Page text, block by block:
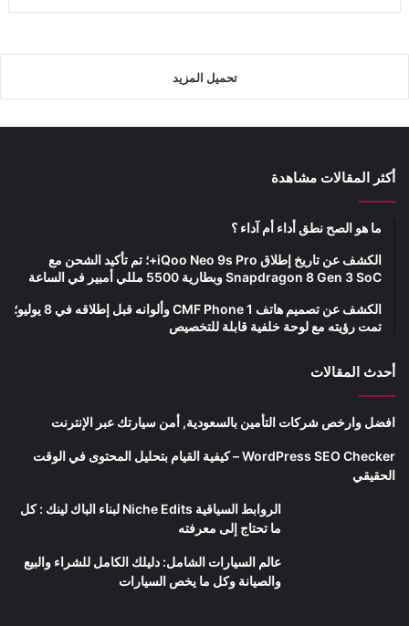
تحميل المزيد
أكثر المقالات مشاهدة
ما هو الصح نطق أداء أم آداء ؟
الكشف عن تاريخ إطلاق iQoo Neo 9s Pro+؛ تم تأكيد الشحن مع
Snapdragon 8 Gen 3 SoC وبطارية 5500 مللي أمبير في الساعة
الكشف عن تصميم هاتف CMF Phone 1 وألوانه قبل إطلاقه في 8 يوليو؛
تمت رؤيته مع لوحة خلفية قابلة للتخصيص
أحدث المقالات
افضل وارخص شركات التأمين بالسعودية, أمن سيارتك عبر الإنترنت
WordPress SEO Checker – كيفية القيام بتحليل المحتوى في الوقت
الحقيقي
الروابط السياقية Niche Edits لبناء الباك لينك : كل
ما تحتاج إلى معرفته
عالم السيارات الشامل: دليلك الكامل للشراء والبيع
والصيانة وكل ما يخص السيارات